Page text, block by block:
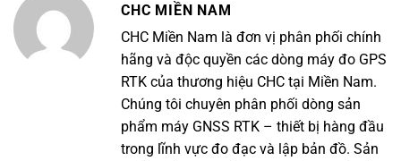
CHC MIỀN NAM
CHC Miền Nam là đơn vị phân phối chính
hãng và độc quyền các dòng máy đo GPS
RTK của thương hiệu CHC tại Miền Nam.
Chúng tôi chuyên phân phối dòng sản
phẩm máy GNSS RTK – thiết bị hàng đầu
trong lĩnh vực đo đạc và lập bản đồ. Sản